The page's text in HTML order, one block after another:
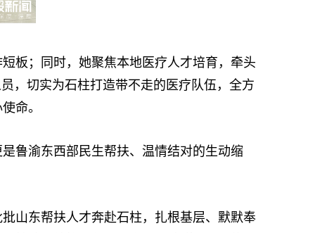
；同时，她聚焦本地医疗人才培育，牵头
，切实为石柱打造带不走的医疗队伍，全方
命。
鲁渝东西部民生帮扶、温情结对的生动缩
东帮扶人才奔赴石柱，扎根基层、默默奉